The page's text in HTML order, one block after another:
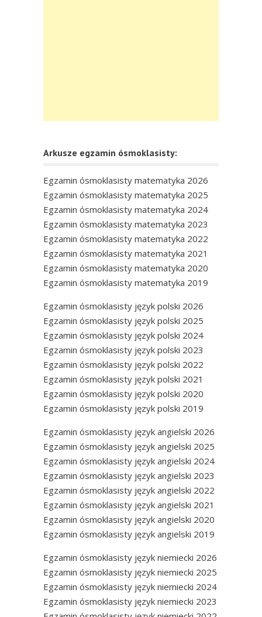
Arkusze egzamin ósmoklasisty:
Egzamin ósmoklasisty matematyka 2026
Egzamin ósmoklasisty matematyka 2025
Egzamin ósmoklasisty matematyka 2024
Egzamin ósmoklasisty matematyka 2023
Egzamin ósmoklasisty matematyka 2022
Egzamin ósmoklasisty matematyka 2021
Egzamin ósmoklasisty matematyka 2020
Egzamin ósmoklasisty matematyka 2019
Egzamin ósmoklasisty język polski 2026
Egzamin ósmoklasisty język polski 2025
Egzamin ósmoklasisty język polski 2024
Egzamin ósmoklasisty język polski 2023
Egzamin ósmoklasisty język polski 2022
Egzamin ósmoklasisty język polski 2021
Egzamin ósmoklasisty język polski 2020
Egzamin ósmoklasisty język polski 2019
Egzamin ósmoklasisty język angielski 2026
Egzamin ósmoklasisty język angielski 2025
Egzamin ósmoklasisty język angielski 2024
Egzamin ósmoklasisty język angielski 2023
Egzamin ósmoklasisty język angielski 2022
Egzamin ósmoklasisty język angielski 2021
Egzamin ósmoklasisty język angielski 2020
Egzamin ósmoklasisty język angielski 2019
Egzamin ósmoklasisty język niemiecki 2026
Egzamin ósmoklasisty język niemiecki 2025
Egzamin ósmoklasisty język niemiecki 2024
Egzamin ósmoklasisty język niemiecki 2023